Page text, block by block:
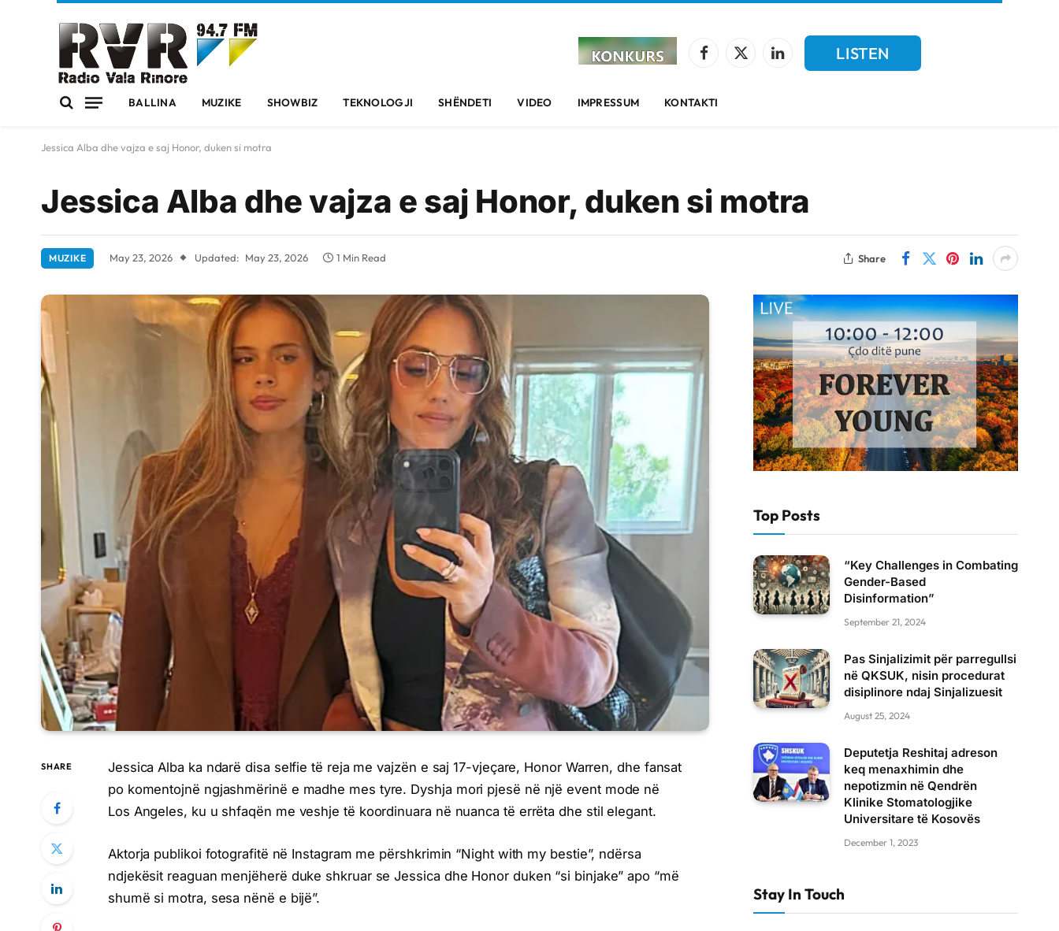
Facebook
X
LinkedIn
LISTEN
BALLINA MUZIKE SHOWBIZ TEKNOLOGJI SHËNDETI VIDEO IMPRESSUM KONTAKTI
Jessica Alba dhe vajza e saj Honor, duken si motra
Jessica Alba dhe vajza e saj Honor, duken si motra
MUZIKE May 23, 2026 Updated: May 23, 2026 1 Min Read Share
SHARE
Jessica Alba ka ndarë disa selfie të reja me vajzën e saj 17-vjeçare, Honor Warren, dhe fansat
po komentojnë ngjashmërinë e madhe mes tyre. Dyshja mori pjesë në një event mode në
Los Angeles, ku u shfaqën me veshje të koordinuara në nuanca të errëta dhe stil elegant.
Aktorja publikoi fotografitë në Instagram me përshkrimin “Night with my bestie”, ndërsa
ndjekësit reaguan menjëherë duke shkruar se Jessica dhe Honor duken “si binjake” apo “më
shumë si motra, sesa nënë e bijë”.
Top Posts
“Key Challenges in Combating
Gender-Based
Disinformation”
September 21, 2024
Pas Sinjalizimit për parregullsi
në QKSUK, nisin procedurat
disiplinore ndaj Sinjalizuesit
August 25, 2024
Deputetja Reshitaj adreson
keq menaxhimin dhe
nepotizmin në Qendrën
Klinike Stomatologjike
Universitare të Kosovës
December 1, 2023
Stay In Touch